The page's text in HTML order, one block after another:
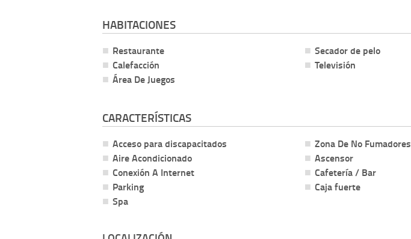
HABITACIONES
Restaurante
Calefacción
Área De Juegos
Secador de pelo
Televisión
CARACTERÍSTICAS
Acceso para discapacitados
Aire Acondicionado
Conexión A Internet
Parking
Spa
Zona De No Fumadores
Ascensor
Cafetería / Bar
Caja fuerte